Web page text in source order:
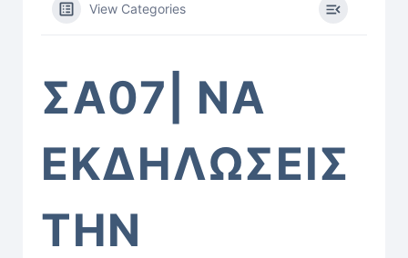
View Categories
ΣΑ07| ΝΑ
ΕΚΔΗΛΩΣΕΙΣ
ΤΗΝ